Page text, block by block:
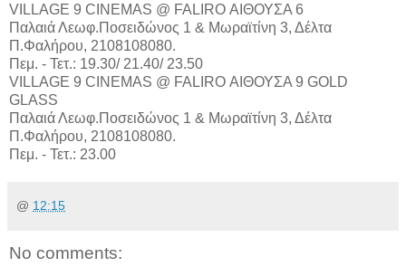
VILLAGE 9 CINEMAS @ FALIRO ΑΙΘΟΥΣΑ 6
Παλαιά Λεωφ.Ποσειδώνος 1 & Μωραϊτίνη 3, Δέλτα
Π.Φαλήρου, 2108108080.
Πεμ. - Τετ.: 19.30/ 21.40/ 23.50
VILLAGE 9 CINEMAS @ FALIRO ΑΙΘΟΥΣΑ 9 GOLD
GLASS
Παλαιά Λεωφ.Ποσειδώνος 1 & Μωραϊτίνη 3, Δέλτα
Π.Φαλήρου, 2108108080.
Πεμ. - Τετ.: 23.00
@ 12:15
No comments: